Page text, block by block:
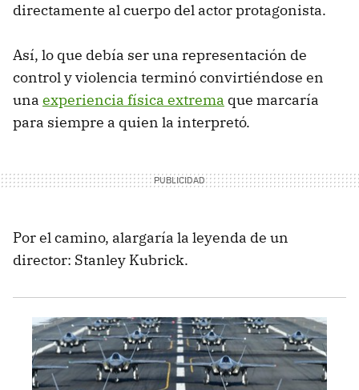
directamente al cuerpo del actor protagonista.
Así, lo que debía ser una representación de
control y violencia terminó convirtiéndose en
una experiencia física extrema que marcaría
para siempre a quien la interpretó.
Por el camino, alargaría la leyenda de un
director: Stanley Kubrick.